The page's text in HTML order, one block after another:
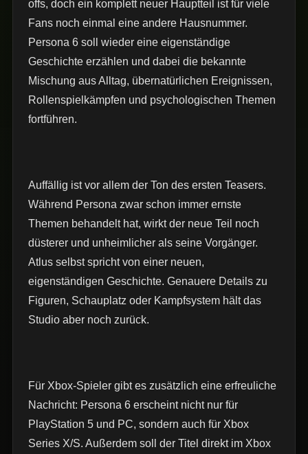
offs, doch ein komplett neuer Hauptteil ist für viele
Fans noch einmal eine andere Hausnummer.
Persona 6 soll wieder eine eigenständige
Geschichte erzählen und dabei die bekannte
Mischung aus Alltag, übernatürlichen Ereignissen,
Rollenspielkämpfen und psychologischen Themen
fortführen.
Auffällig ist vor allem der Ton des ersten Teasers.
Während Persona zwar schon immer ernste
Themen behandelt hat, wirkt der neue Teil noch
düsterer und unheimlicher als seine Vorgänger.
Atlus selbst spricht von einer neuen,
eigenständigen Geschichte. Genauere Details zu
Figuren, Schauplatz oder Kampfsystem hält das
Studio aber noch zurück.
Für Xbox-Spieler gibt es zusätzlich eine erfreuliche
Nachricht: Persona 6 erscheint nicht nur für
PlayStation 5 und PC, sondern auch für Xbox
Series X/S. Außerdem soll der Titel direkt im Xbox